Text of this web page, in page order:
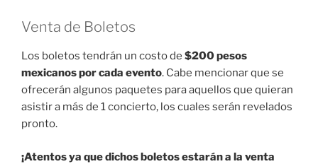
Venta de Boletos
Los boletos tendrán un costo de $200 pesos
mexicanos por cada evento. Cabe mencionar que se
ofrecerán algunos paquetes para aquellos que quieran
asistir a más de 1 concierto, los cuales serán revelados
pronto.
¡Atentos ya que dichos boletos estarán a la venta